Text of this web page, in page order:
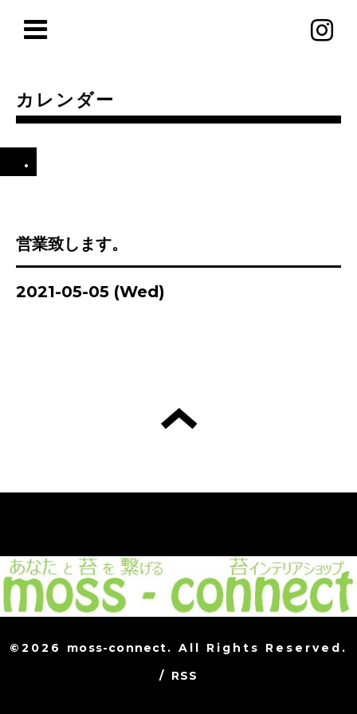
カレンダー
.
営業致します。
2021-05-05 (Wed)
©2026 moss-connect. All Rights Reserved.
/ RSS